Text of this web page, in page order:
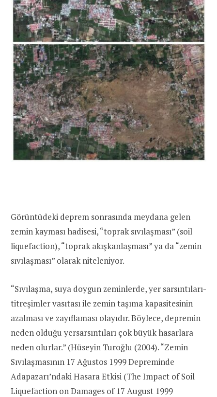
Görüntüdeki deprem sonrasında meydana gelen
zemin kayması hadisesi, “toprak sıvılaşması” (soil
liquefaction), “toprak akışkanlaşması” ya da “zemin
sıvılaşması” olarak niteleniyor.
“Sıvılaşma, suya doygun zeminlerde, yer sarsıntıları-
titreşimler vasıtası ile zemin taşıma kapasitesinin
azalması ve zayıflaması olayıdır. Böylece, depremin
neden olduğu yersarsıntıları çok büyük hasarlara
neden olurlar.” (Hüseyin Turoğlu (2004). “Zemin
Sıvılaşmasının 17 Ağustos 1999 Depreminde
Adapazarı’ndaki Hasara Etkisi (The Impact of Soil
Liquefaction on Damages of 17 August 1999